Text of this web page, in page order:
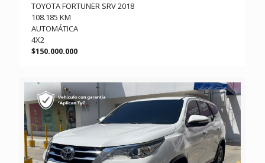
TOYOTA FORTUNER SRV 2018
108.185 KM
AUTOMÁTICA
4X2
$150.000.000